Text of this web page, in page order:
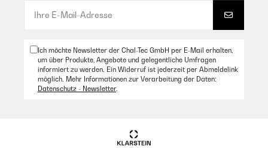
Ďalej tesnenie medzi plynovou doskou a pracovnou je slabé -
Martin
Übersetzen
acierto.Para mi cumple todas las expectativas que se puede pedir
de una placa de gas,buenos fuegos(desde mas pequeño para
Ich möchte Newsletter der Chal-Tec GmbH per E-Mail erhalten,
um über Produkte, Angebote und gelegentliche Umfragen
informiert zu werden. Ein Widerruf ist jederzeit per Abmeldelink
möglich. Mehr Informationen zur Verarbeitung der Daten:
Datenschutz - Newsletter.